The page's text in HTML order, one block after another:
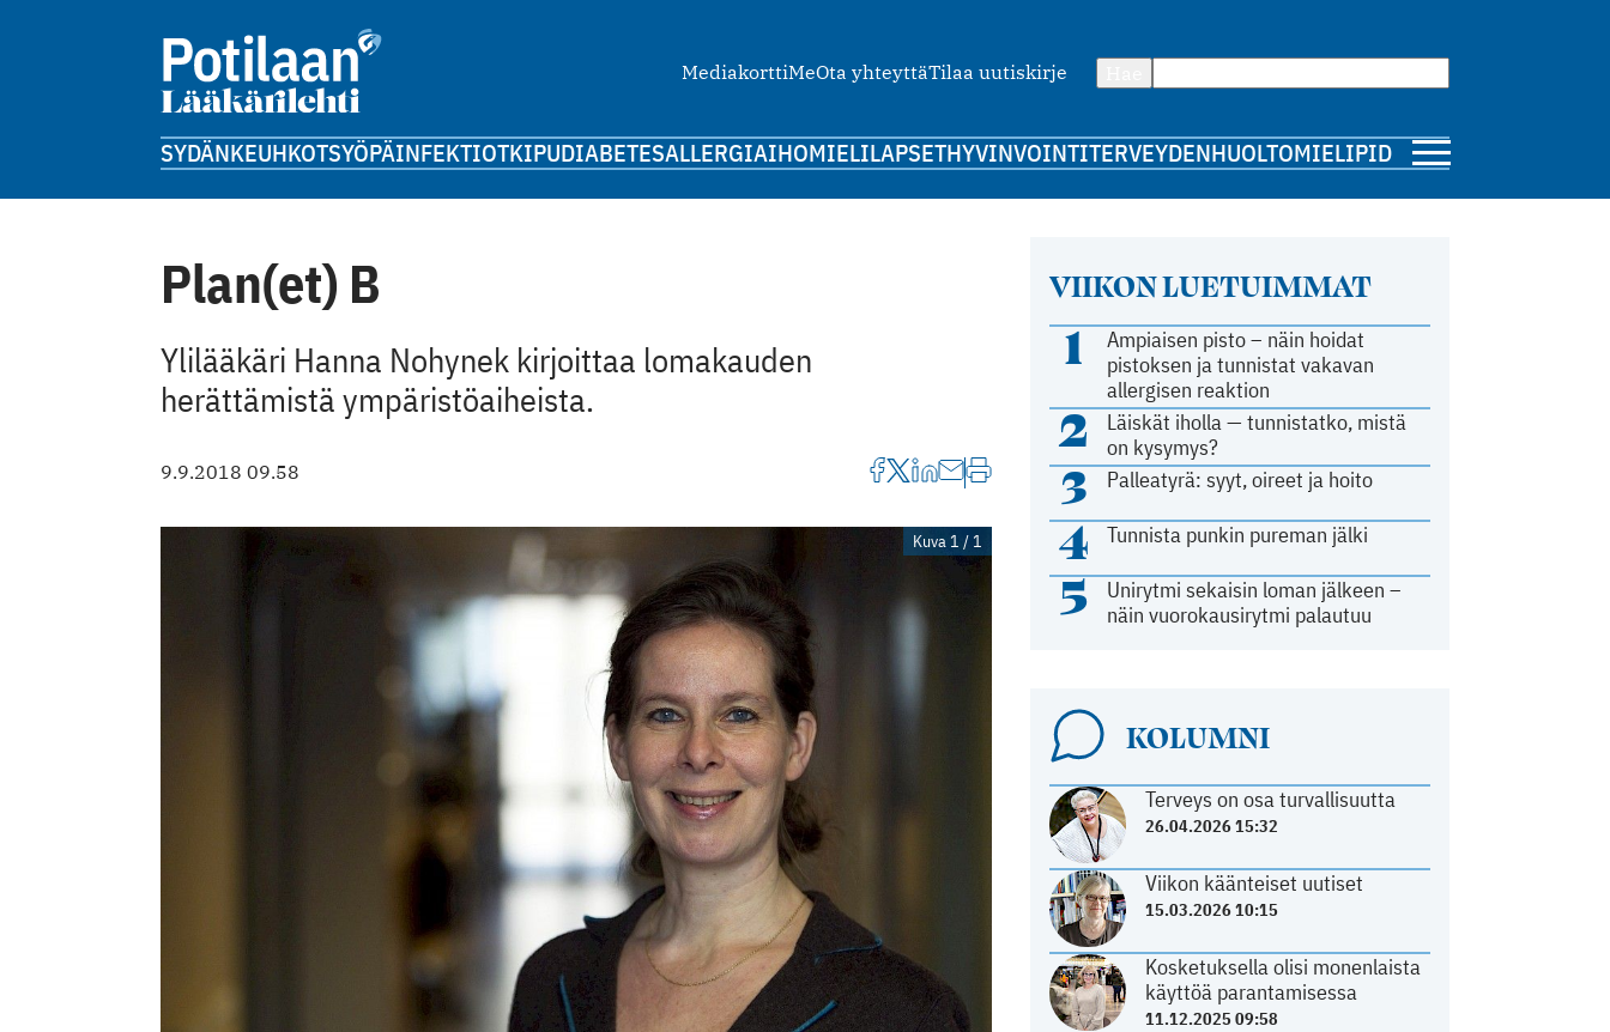
MediakorttiMeOta yhteyttäTilaa uutiskirje
SYDÄNKEUHKOTSYÖPÄINFEKTIOTKIPUDIABETESALLERGIAIHOMIELILAPSETHYVINVOINTITERVEYDENHUOLTOMIELIPIDE
VIIKON LUETUIMMAT
1
Ampiaisen pisto – näin hoidat
pistoksen ja tunnistat vakavan
allergisen reaktion
2
Läiskät iholla — tunnistatko, mistä
on kysymys?
3 Palleatyrä: syyt, oireet ja hoito
4 Tunnista punkin pureman jälki
5
Unirytmi sekaisin loman jälkeen –
näin vuorokausirytmi palautuu
KOLUMNI
Terveys on osa turvallisuutta
26.04.2026 15:32
Viikon käänteiset uutiset
15.03.2026 10:15
Kosketuksella olisi monenlaista
käyttöä parantamisessa
11.12.2025 09:58
Plan(et) B
Ylilääkäri Hanna Nohynek kirjoittaa lomakauden
herättämistä ympäristöaiheista.
9.9.2018 09.58
Kuva 1 / 1